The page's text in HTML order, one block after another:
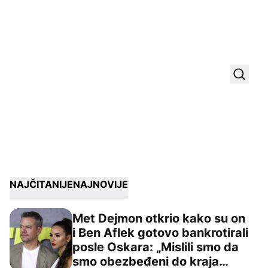
NAJČITANIJENAJNOVIJE
Met Dejmon otkrio kako su on i Ben Aflek gotovo
Met Dejmon otkrio kako su on
i Ben Aflek gotovo bankrotirali
posle Oskara: „Mislili smo da
smo obezbeđeni do kraja